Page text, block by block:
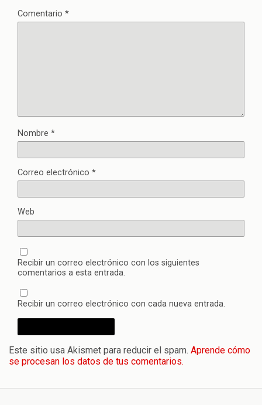
Comentario *
Nombre *
Correo electrónico *
Web
Recibir un correo electrónico con los siguientes
comentarios a esta entrada.
Recibir un correo electrónico con cada nueva entrada.
Este sitio usa Akismet para reducir el spam. Aprende cómo
se procesan los datos de tus comentarios.